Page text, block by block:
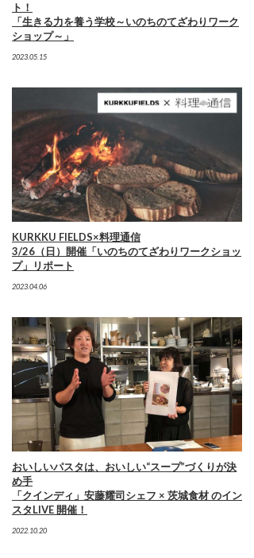
ト！
「生きる力を養う学校～いのちのてざわりワーク
ショップ～」
2023.05.15
KURKKU FIELDS×料理通信
3/26（日）開催「いのちのてざわりワークショッ
プ」リポート
2023.04.06
おいしいパスタは、おいしい“スープ”づくりが決
め手
「クインディ」安藤耀司シェフ × 茨城食材 のイン
スタLIVE 開催！
2022.10.20